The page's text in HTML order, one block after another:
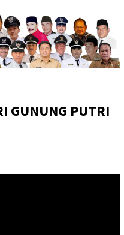
GUNUNG PUTRI